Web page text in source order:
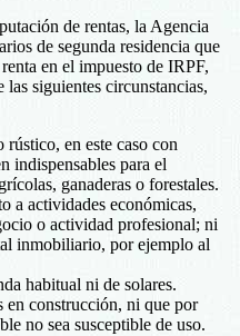
de rentas, la Agencia
de segunda residencia que
en el impuesto de IRPF,
las siguientes circunstancias,
en este caso con
indispensables para el
ganaderas o forestales.
a actividades económicas,
o actividad profesional; ni
inmobiliario, por ejemplo al
habitual ni de solares.
en construcción, ni que por
no sea susceptible de uso.